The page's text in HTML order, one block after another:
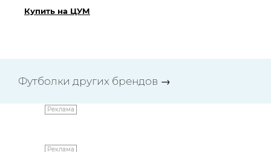
Купить на ЦУМ
Футболки других брендов →
Реклама
Реклама